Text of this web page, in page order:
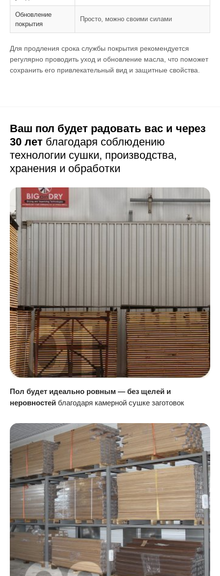
Обновление
покрытия
Просто, можно своими силами
Для продления срока службы покрытия рекомендуется
регулярно проводить уход и обновление масла, что поможет
сохранить его привлекательный вид и защитные свойства.
Ваш пол будет радовать вас и через
30 лет благодаря соблюдению
технологии сушки, производства,
хранения и обработки
Пол будет идеально ровным — без щелей и
неровностей благодаря камерной сушке заготовок